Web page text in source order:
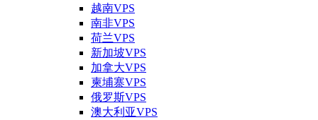
越南VPS
南非VPS
荷兰VPS
新加坡VPS
加拿大VPS
柬埔寨VPS
俄罗斯VPS
澳大利亚VPS